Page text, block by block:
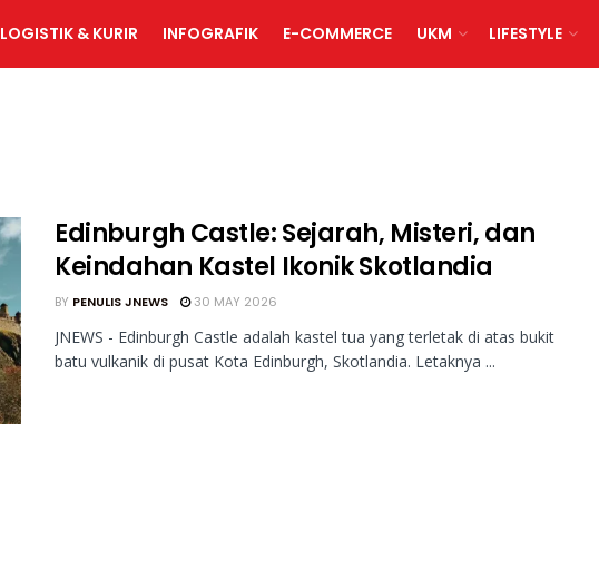
LOGISTIK & KURIR INFOGRAFIK E-COMMERCE UKM LIFESTYLE
Edinburgh Castle: Sejarah, Misteri, dan
Keindahan Kastel Ikonik Skotlandia
BY PENULIS JNEWS 30 MAY 2026
JNEWS - Edinburgh Castle adalah kastel tua yang terletak di atas bukit
batu vulkanik di pusat Kota Edinburgh, Skotlandia. Letaknya ...